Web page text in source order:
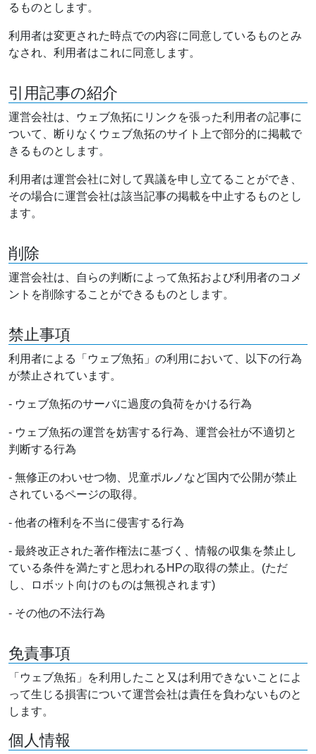
るものとします。
利用者は変更された時点での内容に同意しているものとみ
なされ、利用者はこれに同意します。
引用記事の紹介
運営会社は、ウェブ魚拓にリンクを張った利用者の記事に
ついて、断りなくウェブ魚拓のサイト上で部分的に掲載で
きるものとします。
利用者は運営会社に対して異議を申し立てることができ、
その場合に運営会社は該当記事の掲載を中止するものとし
ます。
削除
運営会社は、自らの判断によって魚拓および利用者のコメ
ントを削除することができるものとします。
禁止事項
利用者による「ウェブ魚拓」の利用において、以下の行為
が禁止されています。
- ウェブ魚拓のサーバに過度の負荷をかける行為
- ウェブ魚拓の運営を妨害する行為、運営会社が不適切と
判断する行為
- 無修正のわいせつ物、児童ポルノなど国内で公開が禁止
されているページの取得。
- 他者の権利を不当に侵害する行為
- 最終改正された著作権法に基づく、情報の収集を禁止し
ている条件を満たすと思われるHPの取得の禁止。(ただ
し、ロボット向けのものは無視されます)
- その他の不法行為
免責事項
「ウェブ魚拓」を利用したこと又は利用できないことによ
って生じる損害について運営会社は責任を負わないものと
します。
個人情報